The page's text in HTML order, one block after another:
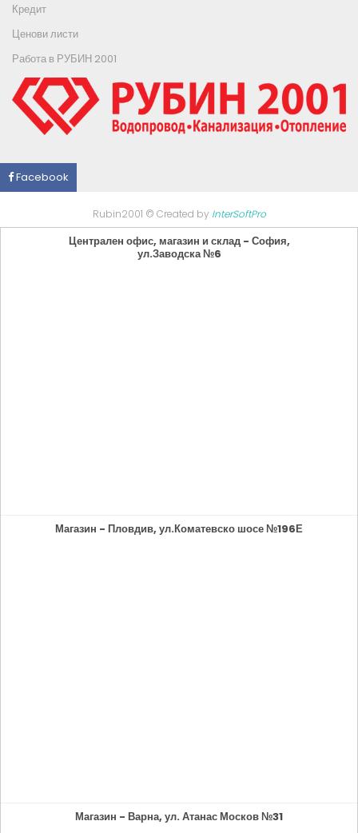
Кредит
Ценови листи
Работа в РУБИН 2001
Facebook
Rubin2001 © Created by InterSoftPro
Централен офис, магазин и склад - София,
ул.Заводска №6
Магазин - Пловдив, ул.Коматевско шосе №196Е
Магазин - Варна, ул. Атанас Москов №31